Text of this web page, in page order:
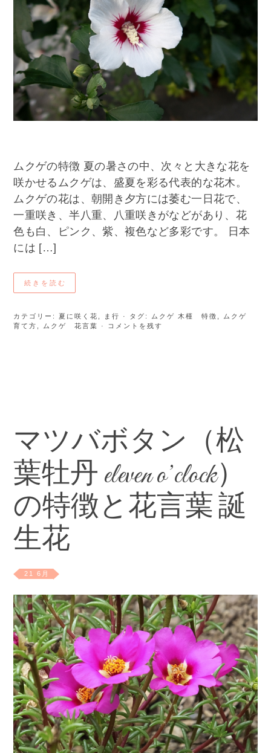
ムクゲの特徴 夏の暑さの中、次々と大きな花を
咲かせるムクゲは、盛夏を彩る代表的な花木。
ムクゲの花は、朝開き夕方には萎む一日花で、
一重咲き、半八重、八重咲きがなどがあり、花
色も白、ピンク、紫、複色など多彩です。 日本
には […]
続きを読む
カテゴリー: 夏に咲く花 ま行 · タグ: ムクゲ 木槿 特徴
ムクゲ
育て方
ムクゲ 花言葉 · コメントを残す
マツバボタン（松
葉牡丹 eleven o’clock）
の特徴と花言葉 誕
生花
21 6月